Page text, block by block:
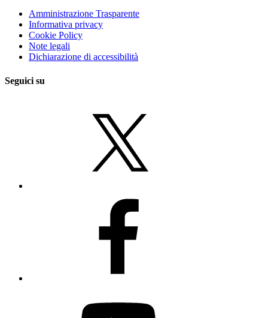
Amministrazione Trasparente
Informativa privacy
Cookie Policy
Note legali
Dichiarazione di accessibilità
Seguici su